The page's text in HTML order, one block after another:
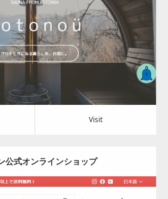
Category:
Visit
公式オンラインショップ